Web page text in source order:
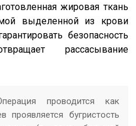
жировая ткань
выделенной из крови
безопасность
рассасывание
проводится как
бугристость